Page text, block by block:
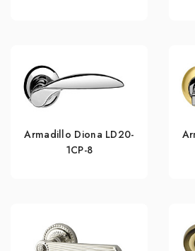
Armadillo Diona LD20-
1CP-8